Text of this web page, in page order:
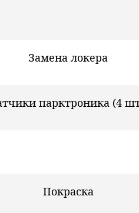
Замена локера
парктроника (4
Покраска